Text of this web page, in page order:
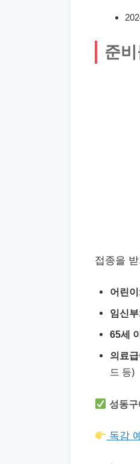
준
접종을
어린이
임신부
65세
의료
드 등)
성동
독감